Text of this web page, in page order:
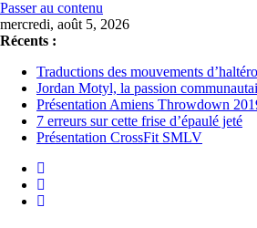
Passer au contenu
mercredi, août 5, 2026
Récents :
Traductions des mouvements
Jordan Motyl, la passion
Présentation Amiens Throwdown
7 erreurs sur cette frise d’épaulé jeté
Présentation CrossFit SMLV